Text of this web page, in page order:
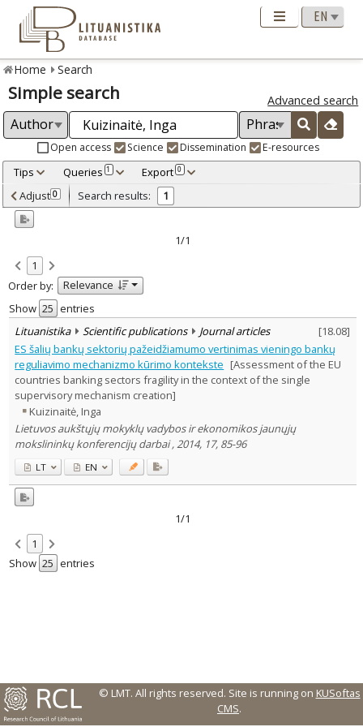
Home Search
Simple search Advanced search
Open access Science Dissemination E-resources
Tips Queries 1 Export 0
Adjusted by criteria 0
Year
Refine
Scientific publications
Document Type:
Journal articles
Subject area
Economics
Text language
Country of publication
Historical periods
Lithuanian place names
Subject
Journal
Adjust 0 Search results: 1
1/1
1
Order by:
Relevance
Show
entries
Lituanistika
Scientific publications Journal articles [18.08]
ES šalių bankų sektorių pažeidžiamumo vertinimas vieningo bankų
reguliavimo mechanizmo kūrimo kontekste [Assessment of the EU
countries banking sectors fragility in the context of the single
supervisory mechanism creation]
Kuizinaitė, Inga
Lietuvos aukštųjų mokyklų vadybos ir ekonomikos jaunųjų
mokslininkų konferencijų darbai , 2014, 17, 85-96
LT EN
1/1
1
Show
entries
© LMT. All rights reserved. Site is running on KUSoftas
CMS.